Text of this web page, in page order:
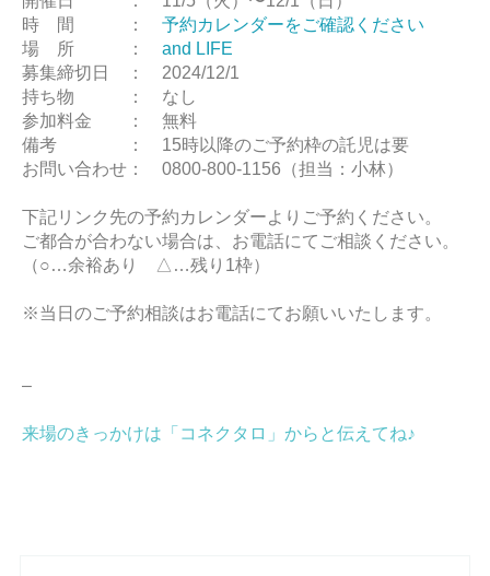
時 間 ： 予約カレンダーをご確認ください
場 所 ： and LIFE
募集締切日 ： 2024/12/1
持ち物 ： なし
参加料金 ： 無料
備考 ： 15時以降のご予約枠の託児は要
お問い合わせ： 0800-800-1156（担当：小林）
下記リンク先の予約カレンダーよりご予約ください。
ご都合が合わない場合は、お電話にてご相談ください。
（○…余裕あり △…残り1枠）
※当日のご予約相談はお電話にてお願いいたします。
–
来場のきっかけは「コネクタロ」からと伝えてね♪